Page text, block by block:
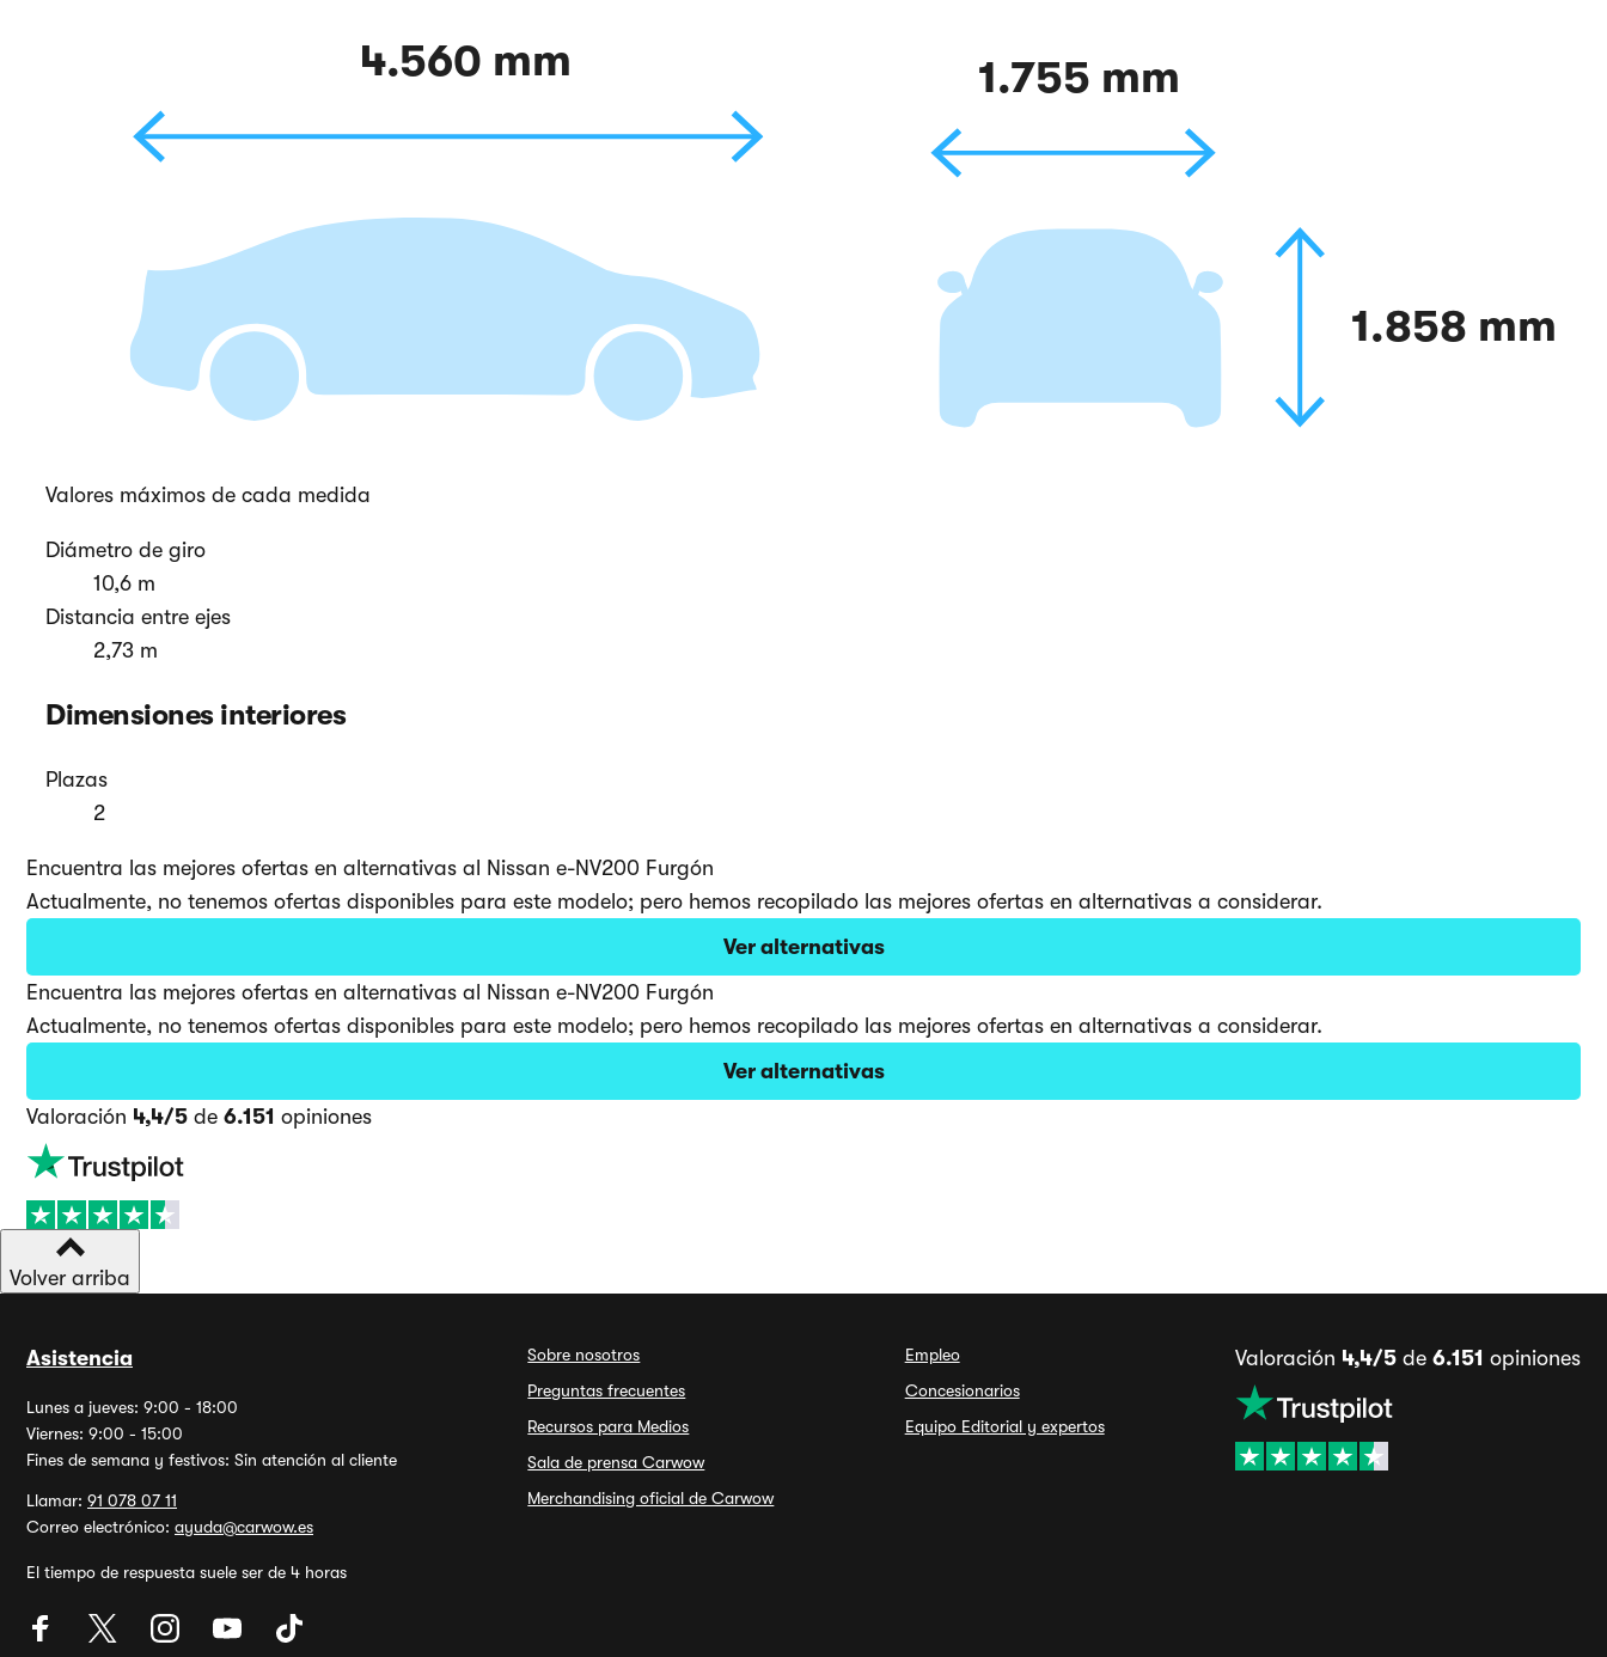
4.560 mm 1.755 mm
1.858 mm
Valores máximos de cada medida
Diámetro de giro
10,6 m
Distancia entre ejes
2,73 m
Dimensiones interiores
Plazas
2
Encuentra las mejores ofertas en alternativas al Nissan e-NV200 Furgón
Actualmente, no tenemos ofertas disponibles para este modelo; pero hemos recopilado las mejores ofertas en alternativas a considerar.
Ver alternativas
Encuentra las mejores ofertas en alternativas al Nissan e-NV200 Furgón
Actualmente, no tenemos ofertas disponibles para este modelo; pero hemos recopilado las mejores ofertas en alternativas a considerar.
Ver alternativas
Valoración 4,4/5 de 6.151 opiniones
Volver arriba
Asistencia
Lunes a jueves: 9:00 - 18:00
Viernes: 9:00 - 15:00
Fines de semana y festivos: Sin atención al cliente
Llamar: 91 078 07 11
Correo electrónico: ayuda@carwow.es
El tiempo de respuesta suele ser de 4 horas
Sobre nosotros
Preguntas frecuentes
Recursos para Medios
Sala de prensa Carwow
Merchandising oficial de Carwow
Empleo
Concesionarios
Equipo Editorial y expertos
Valoración 4,4/5de 6.151 opiniones